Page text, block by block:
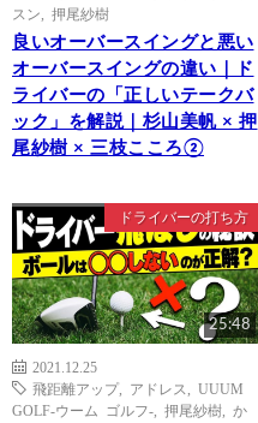
スン
押尾紗樹
良いオーバースイングと悪い
オーバースイングの違い｜ド
ライバーの「正しいテークバ
ック」を解説｜杉山美帆 × 押
尾紗樹 × 三枝こころ②
ドライバーの打ち方
25:48
2021.12.25
飛距離アップ, アドレス
UUUM
GOLF-ウーム ゴルフ-
押尾紗樹
か